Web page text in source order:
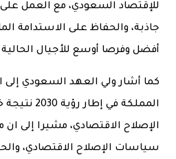
للإقتصاد السعودي، مع العمل على
جاذبة، والحفاظ على الاستدامة
أفضل وفرصا أوسع للأجيال الحالية
كما أشار ولي العهد السعودي إلى
المملكة في
الإصلاح الاقتصادي، مشيرا إلى ان
سياسات الإصلاح الاقتصادي،